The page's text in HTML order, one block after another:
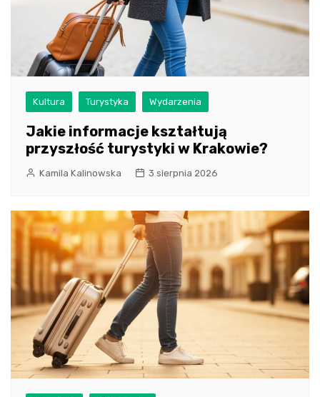
Kultura Turystyka Wydarzenia
Jakie informacje kształtują
przyszłość turystyki w Krakowie?
Kamila Kalinowska 3 sierpnia 2026